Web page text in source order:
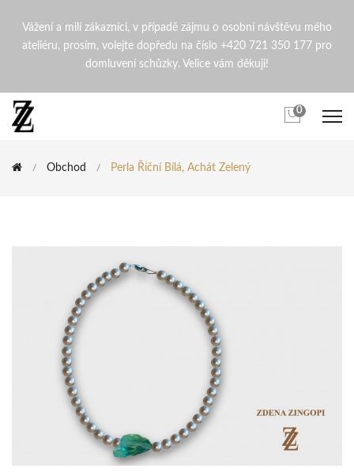
Perla Říční Bílá, Achát
Vážení a milí zákazníci, v případě zájmu o osobní návštěvu mého
ateliéru, prosím, volejte dopředu na číslo +420 721 350 177 pro
domluvení schůzky. Velice vám děkuji!
0
Obchod Perla Říční Bílá, Achát Zelený